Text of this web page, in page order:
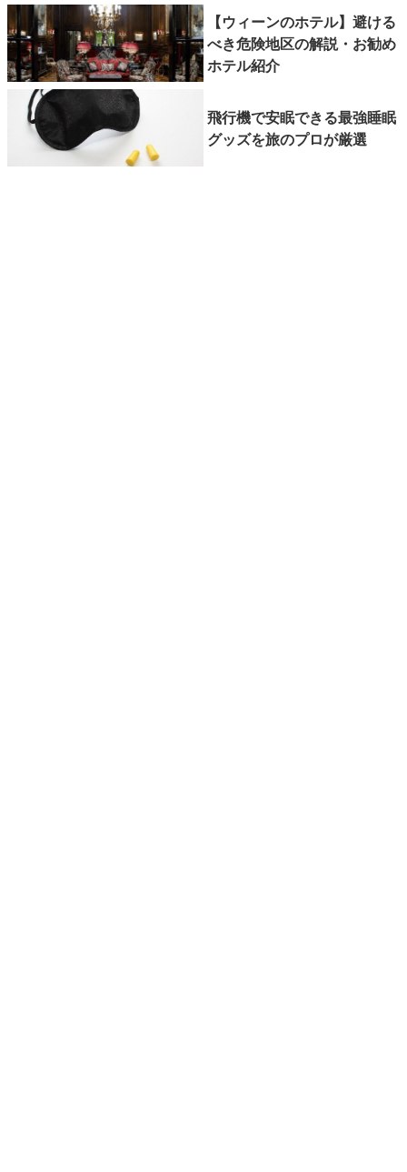
【ウィーンのホテル】避ける
べき危険地区の解説・お勧め
ホテル紹介
飛行機で安眠できる最強睡眠
グッズを旅のプロが厳選